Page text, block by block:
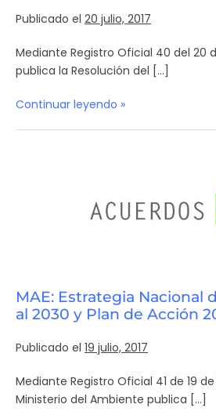
Publicado el 20 julio, 2017
Mediante Registro Oficial 40 del 20
publica la Resolución del […]
Continuar leyendo »
MAE: Estrategia Nacional
al 2030 y Plan de Acción
Publicado el 19 julio, 2017
Mediante Registro Oficial 41 de 19
Ministerio del Ambiente publica […]